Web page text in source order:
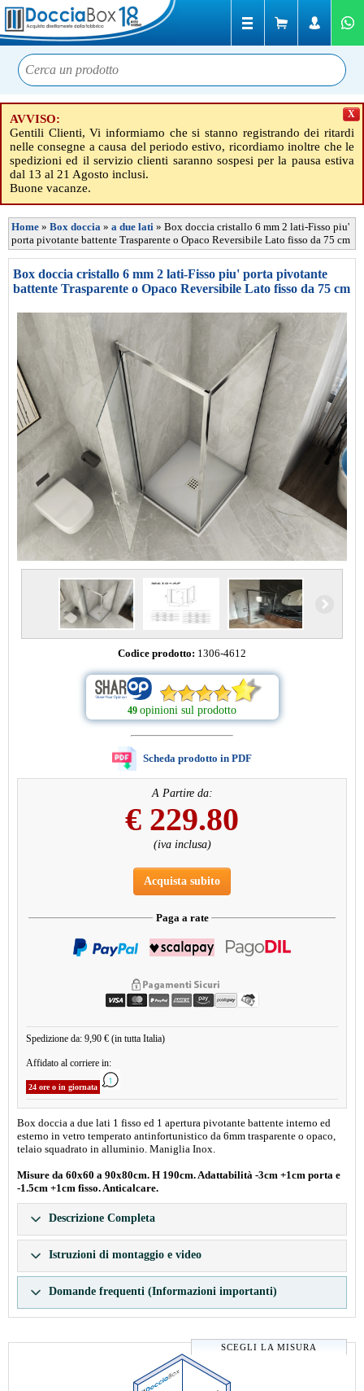
AVVISO:
Gentili Clienti, Vi informiamo che si stanno registrando dei ritardi
nelle consegne a causa del periodo estivo, ricordiamo inoltre che le
spedizioni ed il servizio clienti saranno sospesi per la pausa estiva
dal 13 al 21 Agosto inclusi.
Buone vacanze.
X
Home » Box doccia » a due lati » Box doccia cristallo 6 mm 2 lati-Fisso piu'
porta pivotante battente Trasparente o Opaco Reversibile Lato fisso da 75 cm
Box doccia cristallo 6 mm 2 lati-Fisso piu' porta pivotante
battente Trasparente o Opaco Reversibile Lato fisso da 75 cm
Codice prodotto: 1306-4612
49 opinioni sul prodotto
Scheda prodotto in PDF
A Partire da:
€ 229.80
(iva inclusa)
Acquista subito
Paga a rate
Spedizione da: 9,90 € (in tutta Italia)
Affidato al corriere in:
24 ore o in giornata
Box doccia a due lati 1 fisso ed 1 apertura pivotante battente interno ed
esterno in vetro temperato antinfortunistico da 6mm trasparente o opaco,
telaio squadrato in alluminio. Maniglia Inox.
Misure da 60x60 a 90x80cm. H 190cm. Adattabilità -3cm +1cm porta e
-1.5cm +1cm fisso. Anticalcare.
Descrizione Completa
Istruzioni di montaggio e video
Domande frequenti (Informazioni importanti)
SCEGLI LA MISURA